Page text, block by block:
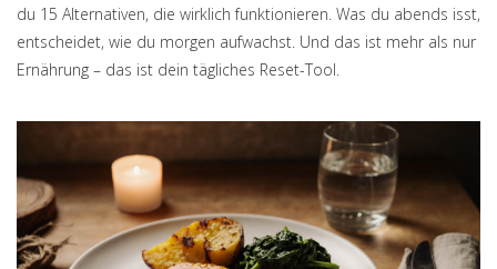
du 15 Alternativen, die wirklich funktionieren. Was du abends isst,
entscheidet, wie du morgen aufwachst. Und das ist mehr als nur
Ernährung – das ist dein tägliches Reset-Tool.